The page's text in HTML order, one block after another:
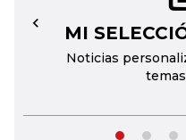
MI
Noticias
←